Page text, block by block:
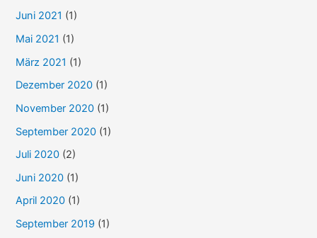
Juni 2021 (1)
Mai 2021 (1)
März 2021 (1)
Dezember 2020 (1)
November 2020 (1)
September 2020 (1)
Juli 2020 (2)
Juni 2020 (1)
April 2020 (1)
September 2019 (1)